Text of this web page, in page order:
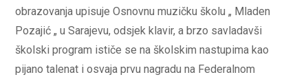
obrazovanja upisuje Osnovnu muzičku školu „ Mladen
Pozajić „ u Sarajevu, odsjek klavir, a brzo savladavši
školski program ističe se na školskim nastupima kao
pijano talenat i osvaja prvu nagradu na Federalnom